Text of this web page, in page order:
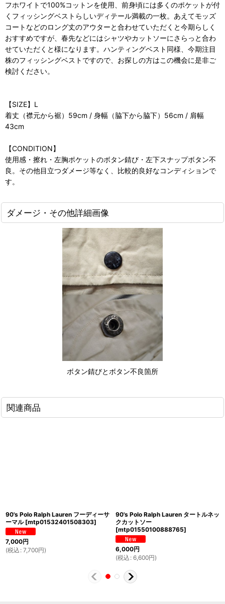
フホワイトで100%コットンを使用、前身頃には多くのポケットが付
くフィッシングベストらしいディテール満載の一枚。あえてモッズ
コートなどのロング丈のアウターと合わせていただくと今期らしく
おすすめですが、春先などにはシャツやカットソーにさらっと合わ
せていただくと様になります。ハンティングベスト同様、今期注目
株のフィッシングベストですので、お探しの方はこの機会に是非ご
検討ください。
【SIZE】L
着丈（襟元から裾）59cm / 身幅（脇下から脇下）56cm / 肩幅
43cm
【CONDITION】
使用感・擦れ・左胸ポケットのボタン錆び・左下スナップボタン不
良。その他目立つダメージ等なく、比較的良好なコンディションで
す。
ダメージ・その他詳細画像
ボタン錆びとボタン不良箇所
関連商品
90's Polo Ralph Lauren フーディーサ
ーマル [mtp01532401508303]
7,000円
(税込 : 7,700円)
90's Polo Ralph Lauren タートルネッ
クカットソー
[mtp01550100888765]
6,000円
(税込 : 6,600円)